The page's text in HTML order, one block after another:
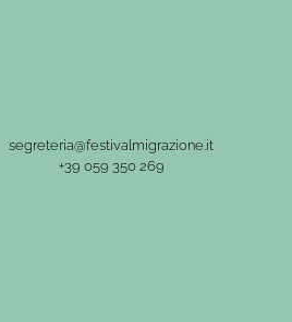
segreteria@festivalmigrazione.it
+39 059 350 269